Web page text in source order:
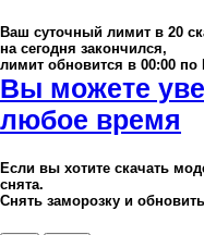
Ваш суточный лимит в 20
на сегодня закончился,
лимит обновится в 00:00 по
Вы можете
любое время
Если вы хотите скачать
снята.
Снять заморозку и